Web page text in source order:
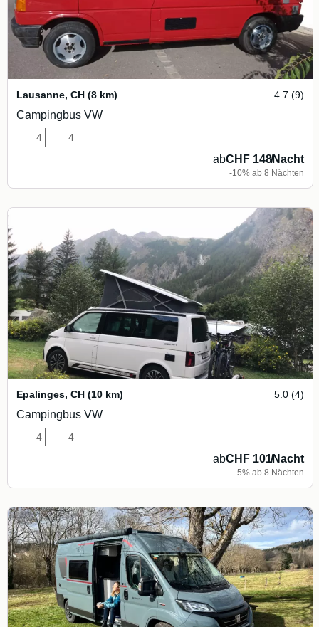
Lausanne, CH (8 km) 4.7 (9)
Campingbus VW
4 4
abCHF 148/Nacht
-10% ab 8 Nächten
Epalinges, CH (10 km) 5.0 (4)
Campingbus VW
4 4
abCHF 101/Nacht
-5% ab 8 Nächten